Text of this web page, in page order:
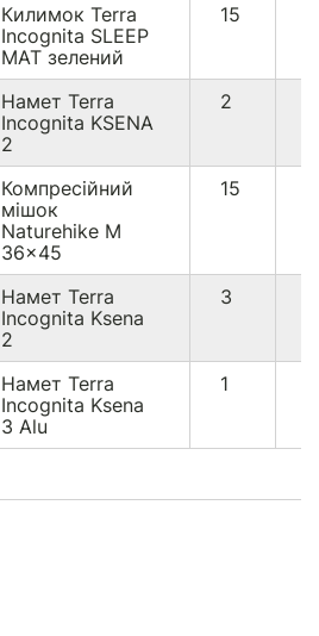
Килимок Terra
Incognita SLEEP
MAT зелений
15
Намет Terra
Incognita KSENA
2
2
Компресійний
мішок
Naturehike M
36x45
15
Намет Terra
Incognita Ksena
2
3
Намет Terra
Incognita Ksena
3 Alu
1